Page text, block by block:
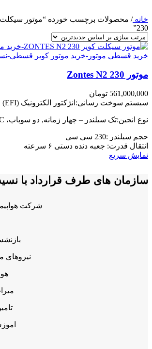
خانه/
230”
موتور Zontes N2 230
561,000,000 تومان
سیستم سوخت رسانی:انژکتور الکترونیک (EFI)
نوع انجین:تک سیلندر – چهار زمانه, دو سوپاپ، OHC
حجم سیلندر :230 سی سی
انتقال قدرت: جعبه دنده دستی ۶ سرعته
نمایش سریع
سازمان های طرف قرارداد با